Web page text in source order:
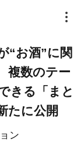
ン
“お酒”に関
複数のテー
きる「まと
たに公開